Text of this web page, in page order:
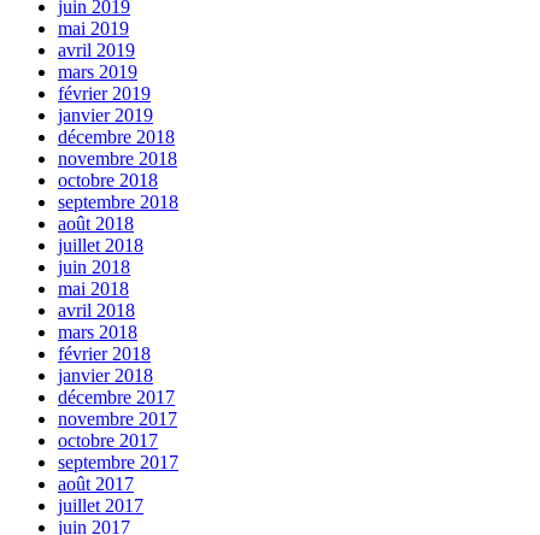
juin 2019
mai 2019
avril 2019
mars 2019
février 2019
janvier 2019
décembre 2018
novembre 2018
octobre 2018
septembre 2018
août 2018
juillet 2018
juin 2018
mai 2018
avril 2018
mars 2018
février 2018
janvier 2018
décembre 2017
novembre 2017
octobre 2017
septembre 2017
août 2017
juillet 2017
juin 2017